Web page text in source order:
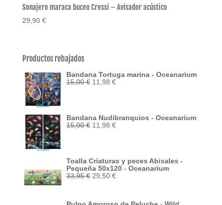
Sonajero maraca buceo Cressi – Avisador acústico
29,90 €
Productos rebajados
Bandana Tortuga marina - Oceanarium
15,00€ El
11,98 €El
Bandana Nudibranquios - Oceanarium
15,00€ El
11,98 €El
Toalla Criaturas y peces Abisales -
Pequeña 50x120 - Oceanarium
33,95€ El
29,50 €El